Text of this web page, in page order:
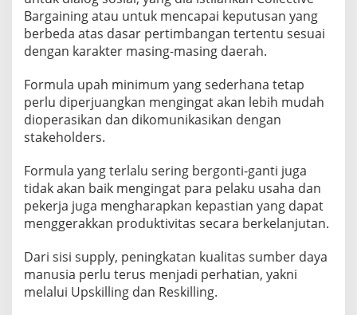
Bargaining atau untuk mencapai keputusan yang
berbeda atas dasar pertimbangan tertentu sesuai
dengan karakter masing-masing daerah.
Formula upah minimum yang sederhana tetap
perlu diperjuangkan mengingat akan lebih mudah
dioperasikan dan dikomunikasikan dengan
stakeholders.
Formula yang terlalu sering bergonti-ganti juga
tidak akan baik mengingat para pelaku usaha dan
pekerja juga mengharapkan kepastian yang dapat
menggerakkan produktivitas secara berkelanjutan.
Dari sisi supply, peningkatan kualitas sumber daya
manusia perlu terus menjadi perhatian, yakni
melalui Upskilling dan Reskilling.